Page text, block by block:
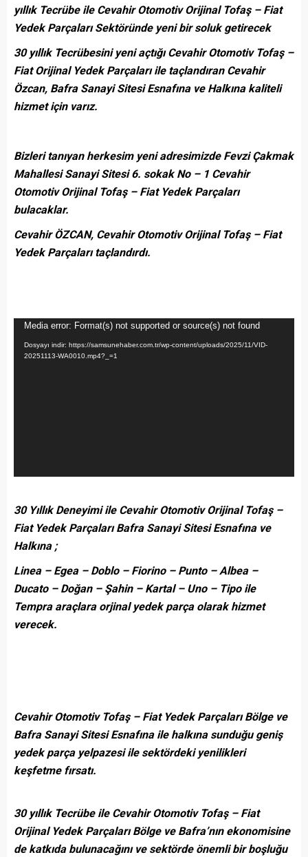
yıllık Tecrübe ile Cevahir Otomotiv Orijinal Tofaş – Fiat
Yedek Parçaları Sektöründe yeni bir soluk getirecek
30 yıllık Tecrübesini yeni açtığı Cevahir Otomotiv Tofaş –
Fiat Orijinal Yedek Parçaları ile taçlandıran Cevahir
Özcan, Bafra Sanayi Sitesi Esnafına ve Halkına kaliteli
hizmet için varız.
Bizleri tanıyan herkesim yeni adresimizde Fevzi Çakmak
Mahallesi Sanayi Sitesi 6. sokak No – 1 Cevahir
Otomotiv Orijinal Tofaş – Fiat Yedek Parçaları
bulacaklar.
Cevahir ÖZCAN, Cevahir Otomotiv Orijinal Tofaş – Fiat
Yedek Parçaları taçlandırdı.
Video
oynatıcı
Media error: Format(s) not supported or source(s) not found
Dosyayı indir: https://samsunehaber.com.tr/wp-content/uploads/2025/11/VID-
20251113-WA0010.mp4?_=1
30 Yıllık Deneyimi ile Cevahir Otomotiv Orijinal Tofaş –
Fiat Yedek Parçaları Bafra Sanayi Sitesi Esnafına ve
Halkına ;
Linea – Egea – Doblo – Fiorino – Punto – Albea –
Ducato – Doğan – Şahin – Kartal – Uno – Tipo ile
Tempra araçlara orjinal yedek parça olarak hizmet
verecek.
Cevahir Otomotiv Tofaş – Fiat Yedek Parçaları Bölge ve
Bafra Sanayi Sitesi Esnafına ile halkına sunduğu geniş
yedek parça yelpazesi ile sektördeki yenilikleri
keşfetme fırsatı.
30 yıllık Tecrübe ile Cevahir Otomotiv Tofaş – Fiat
Orijinal Yedek Parçaları Bölge ve Bafra’nın ekonomisine
de katkıda bulunacağını ve sektörde önemli bir boşluğu